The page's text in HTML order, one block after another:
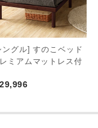
ングル] すのこベッド
ミアムマットレス付